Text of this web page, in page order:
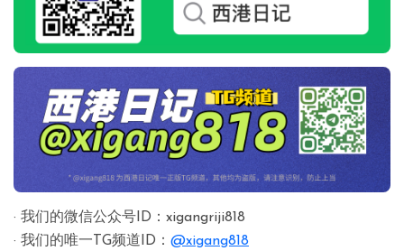
· 我们的微信公众号ID：xigangriji818
· 我们的唯一TG频道ID： @xigang818